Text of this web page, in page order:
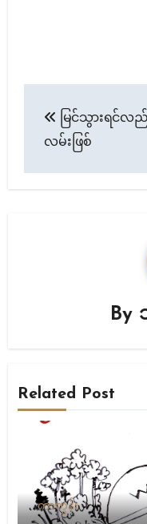
navigation
မြင်သွားရင်လည်
လမ်းဖြစ်
By
Related Post
ကာတွန်း